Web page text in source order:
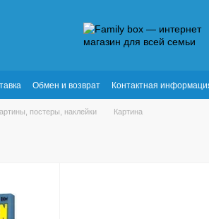
Обмен и возврат Контактная
постеры, наклейки Картина